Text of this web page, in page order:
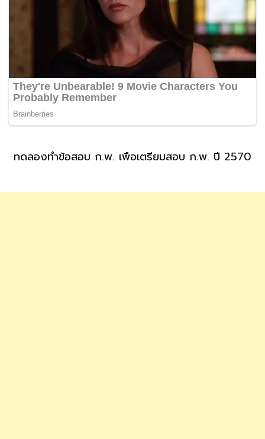
ทดลองทำข้อสอบ ก.พ. เพื่อเตรียมสอบ ก.พ. ปี 2570